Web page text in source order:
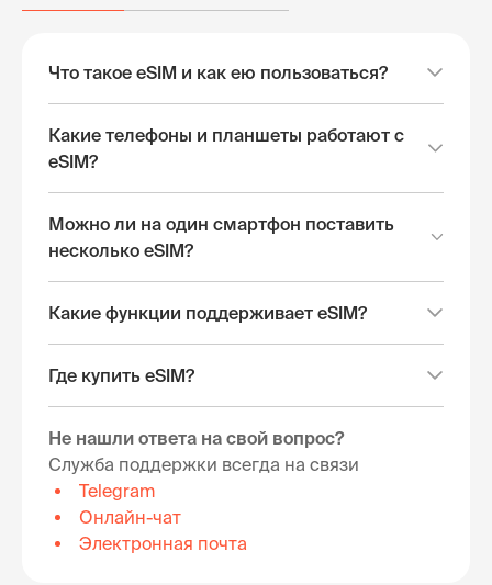
Что такое eSIM и как ею пользоваться?
Какие телефоны и планшеты работают с
eSIM?
Можно ли на один смартфон поставить
несколько eSIM?
Какие функции поддерживает eSIM?
Где купить eSIM?
Не нашли ответа на свой вопрос?
Служба поддержки всегда на связи
Telegram
Онлайн-чат
Электронная почта